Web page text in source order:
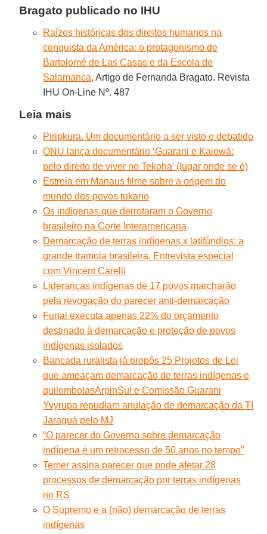
Bragato publicado no IHU
Raízes históricas dos direitos humanos na
conquista da América: o protagonismo de
Bartolomé de Las Casas e da Escola de
Salamanca. Artigo de Fernanda Bragato. Revista
IHU On-Line Nº. 487
Leia mais
Piripkura. Um documentário a ser visto e debatido
ONU lança documentário ‘Guarani e Kaiowá:
pelo direito de viver no Tekoha’ (lugar onde se é)
Estreia em Manaus filme sobre a origem do
mundo dos povos tukano
Os indígenas que derrotaram o Governo
brasileiro na Corte Interamericana
Demarcação de terras indígenas x latifúndios: a
grande tramoia brasileira. Entrevista especial
com Vincent Carelli
Lideranças indígenas de 17 povos marcharão
pela revogação do parecer anti-demarcação
Funai executa apenas 22% do orçamento
destinado à demarcação e proteção de povos
indígenas isolados
Bancada ruralista já propôs 25 Projetos de Lei
que ameaçam demarcação de terras indígenas e
quilombolasArpinSul e Comissão Guarani
Yvyrupa repudiam anulação de demarcação da TI
Jaraguá pelo MJ
“O parecer do Governo sobre demarcação
indígena é um retrocesso de 50 anos no tempo”
Temer assina parecer que pode afetar 28
processos de demarcação por terras indígenas
no RS
O Supremo e a (não) demarcação de terras
indígenas